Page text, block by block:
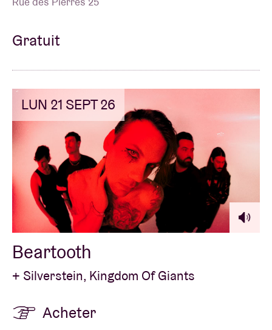
Gratuit
LUN 21 SEPT 26
Beartooth
+ Silverstein, Kingdom Of Giants
Acheter